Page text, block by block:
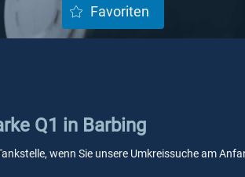
Favoriten
Q1 in Barbing
wenn Sie unsere Umkreissuche am